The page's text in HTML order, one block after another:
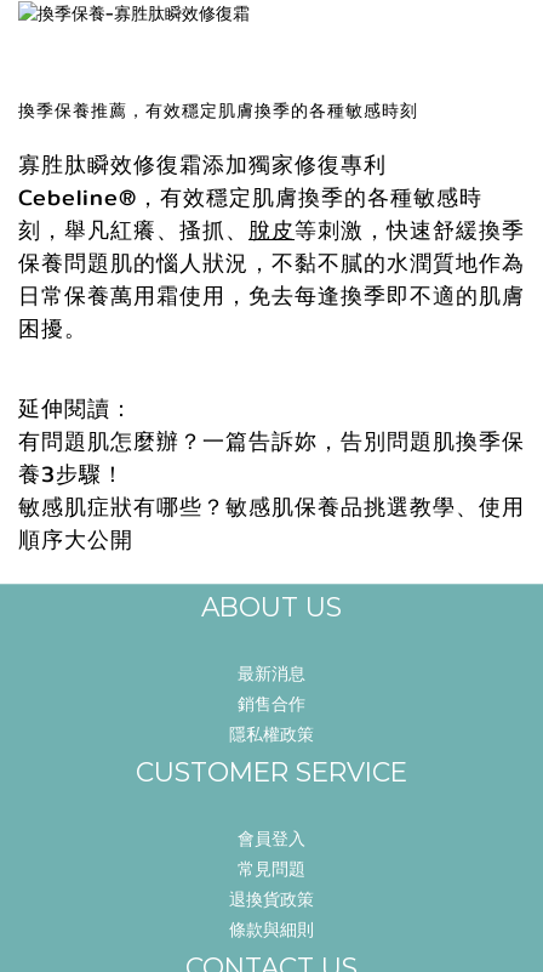
換季保養推薦，有效穩定肌膚換季的各種敏感時刻
寡胜肽瞬效修復霜添加獨家修復專利
Cebeline®，有效穩定肌膚換季的各種敏感時
刻，舉凡紅癢、搔抓、 脫皮等刺激，快速舒緩換季
保養問題肌的惱人狀況，不黏不膩的水潤質地作為
日常保養萬用霜使用，免去每逢換季即不適的肌膚
困擾。
延伸閱讀：
有問題肌怎麼辦？一篇告訴妳，告別問題肌換季保
養3步驟！
敏感肌症狀有哪些？敏感肌保養品挑選教學、使用
順序大公開
ABOUT US
最新消息
銷售合作
隱私權政策
CUSTOMER SERVICE
會員登入
常見問題
退換貨政策
條款與細則